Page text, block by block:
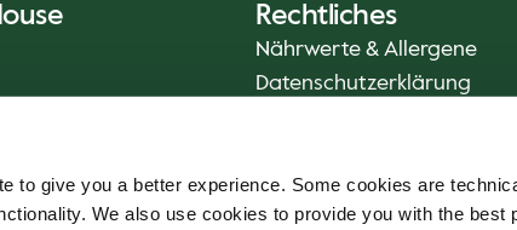
to give you a better experience. Some cookies are
We also use cookies to provide you with the best
Rechtliches
Nährwerte & Allergene
Datenschutzerklärung
Lebensmittelsicherheit
App